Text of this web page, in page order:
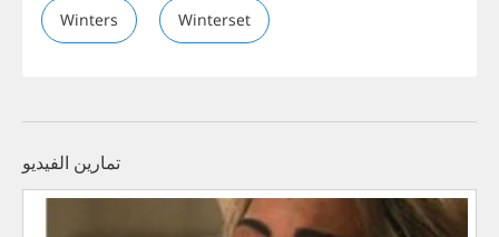
Winters Winterset
تمارين الفيديو